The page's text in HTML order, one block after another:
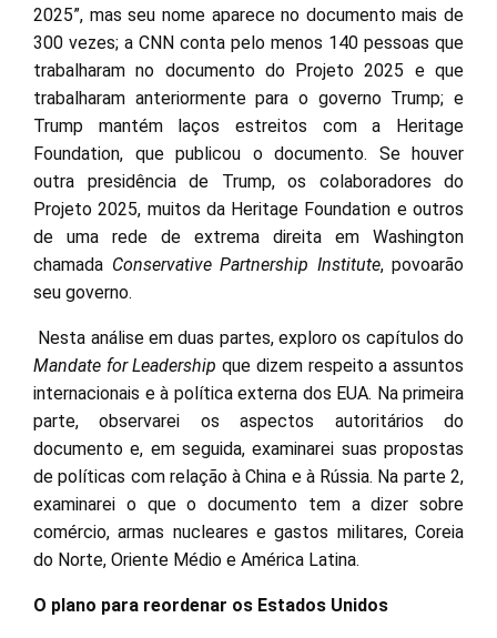
2025”, mas seu nome aparece no documento mais de
300 vezes; a CNN conta pelo menos 140 pessoas que
trabalharam no documento do Projeto 2025 e que
trabalharam anteriormente para o governo Trump; e
Trump mantém laços estreitos com a Heritage
Foundation, que publicou o documento. Se houver
outra presidência de Trump, os colaboradores do
Projeto 2025, muitos da Heritage Foundation e outros
de uma rede de extrema direita em Washington
chamada Conservative Partnership Institute, povoarão
seu governo.
Nesta análise em duas partes, exploro os capítulos do
Mandate for Leadership que dizem respeito a assuntos
internacionais e à política externa dos EUA. Na primeira
parte, observarei os aspectos autoritários do
documento e, em seguida, examinarei suas propostas
de políticas com relação à China e à Rússia. Na parte 2,
examinarei o que o documento tem a dizer sobre
comércio, armas nucleares e gastos militares, Coreia
do Norte, Oriente Médio e América Latina.
O plano para reordenar os Estados Unidos